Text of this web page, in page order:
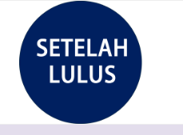
content